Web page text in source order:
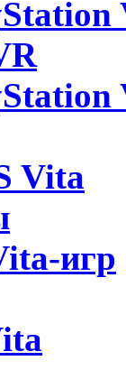
Vita
игр